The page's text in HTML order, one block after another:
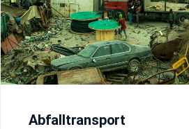
Abfalltransport